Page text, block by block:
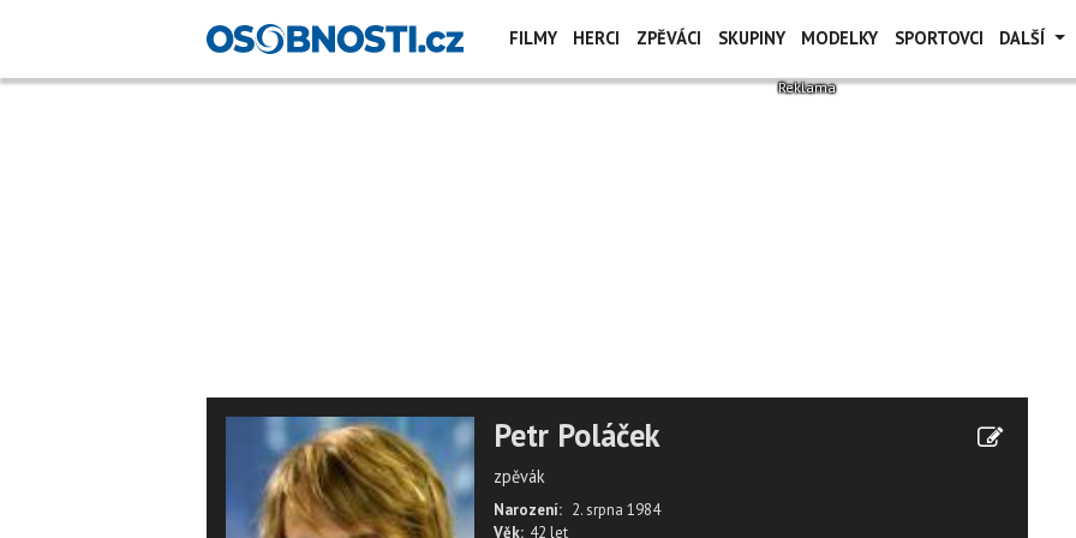
FILMY HERCI ZPĚVÁCI SKUPINY MODELKY SPORTOVCI DALŠÍ
Petr Poláček
zpěvák
Narození: 2. srpna 1984
Věk: 42 let